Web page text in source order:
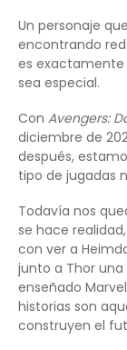
Un personaje
encontrando
es exactamente
sea especial.
Con Avengers:
diciembre de
después,
tipo de jugadas
Todavía nos
se hace
con ver a
junto a Thor una
enseñado
historias son
construyen el